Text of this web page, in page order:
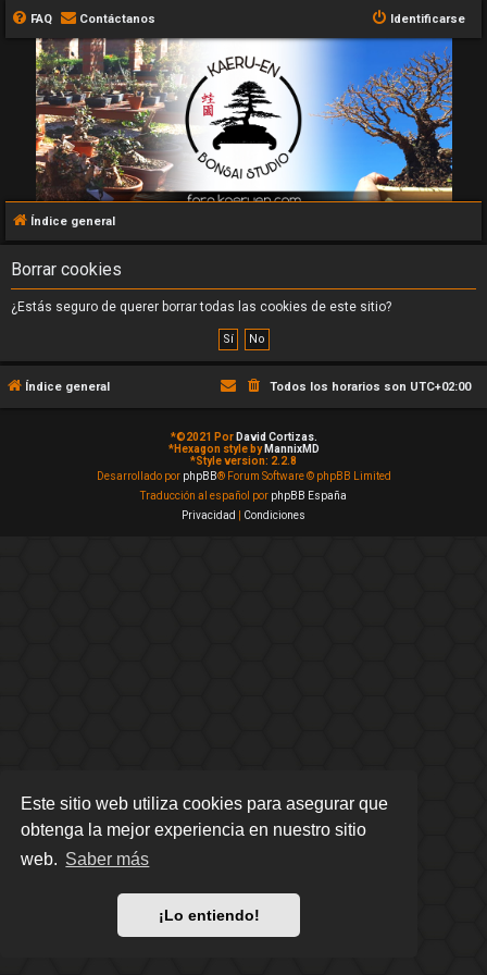
Este sitio web utiliza cookies para asegurar que
obtenga la mejor experiencia en nuestro sitio
web. Saber más
¡Lo entiendo!
FAQ Contáctanos Identificarse
Índice general
Borrar cookies
¿Estás seguro de querer borrar todas las cookies de este sitio?
Índice general Todos los horarios son UTC+02:00
*©2021 Por David Cortizas.
*Hexagon style by MannixMD
*Style version: 2.2.8
Desarrollado por phpBB® Forum Software © phpBB Limited
Traducción al español por phpBB España
Privacidad
Condiciones